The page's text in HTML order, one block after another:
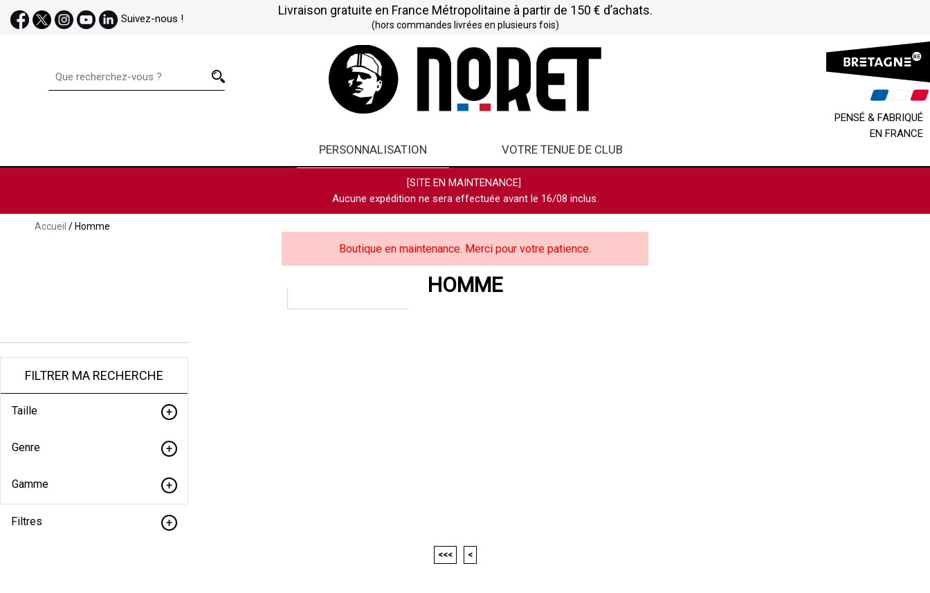
Suivez-nous !
Livraison gratuite en France Métropolitaine à partir de 150 € d’achats.
(hors commandes livrées en plusieurs fois)
PENSÉ & FABRIQUÉ
EN FRANCE
PERSONNALISATION VOTRE TENUE DE CLUB
[SITE EN MAINTENANCE]
Aucune expédition ne sera effectuée avant le 16/08 inclus.
Accueil / Homme
Boutique en maintenance. Merci pour votre patience.
HOMME
FILTRER MA RECHERCHE
Taille
Genre
Gamme
Filtres
<<< <